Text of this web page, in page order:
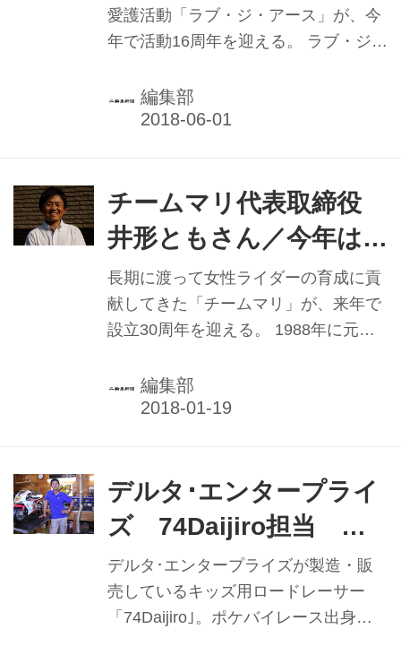
は無縁の生活を送っていました。結婚
した当時、オートバイの仕事はまだま
家のことだけやってくれればいいと言
われていました。保険業務の手伝いな
なる広がり期待
愛護活動「ラブ・ジ・アース」が、今
年で活動16周年を迎える。 ラブ・ジ・
会的地位の向上などを目的に2002年に
発足。地球環境に与える影響を考えて
り、賛同者は17年時点で延べ２万5000
人以上にのぼる。 同活動の発起人の１
人、ラブ・ジ・アース実行委員会の北
村明広会長は、「バイク乗りのイメー
ジを変えたい、という気持ちから始ま
りました」と活動を開始した経緯につ
80年代、バンド活動に打ち込むロック
少年だった北村会長は、自然とバ...
編集部
チームマリ代表取締役
井形ともさん／今年は
チーム設立30周年 ｢安
全と楽しみ広げたい｣
長期に渡って女性ライダーの育成に貢
献してきた「チームマリ」が、来年で
設立30周年を迎える。 1988年に元国
のロードレースチームとして結成した
チームマリは、結成の翌年から安全運
ターサイクルレッスン」は、女性イン
ストラクターによる女性限定のライデ
ィングスクール。1人1人と向き合う丁
寧な指導が好評で、運転に不安を抱え
る女性ライダーにとって、駆け込み寺
のような存在となっている。 2010年
編集部
デルタ･エンタープライ
ズ 74Daijiro担当 村
上裕二さん ／｢子どもた
ちにレースの楽しさ
を｣ 故･加藤大治郎氏の
デルタ･エンタープライズが製造・販
売しているキッズ用ロードレーサー
「74Daijiro｣。ポケバイレース出身